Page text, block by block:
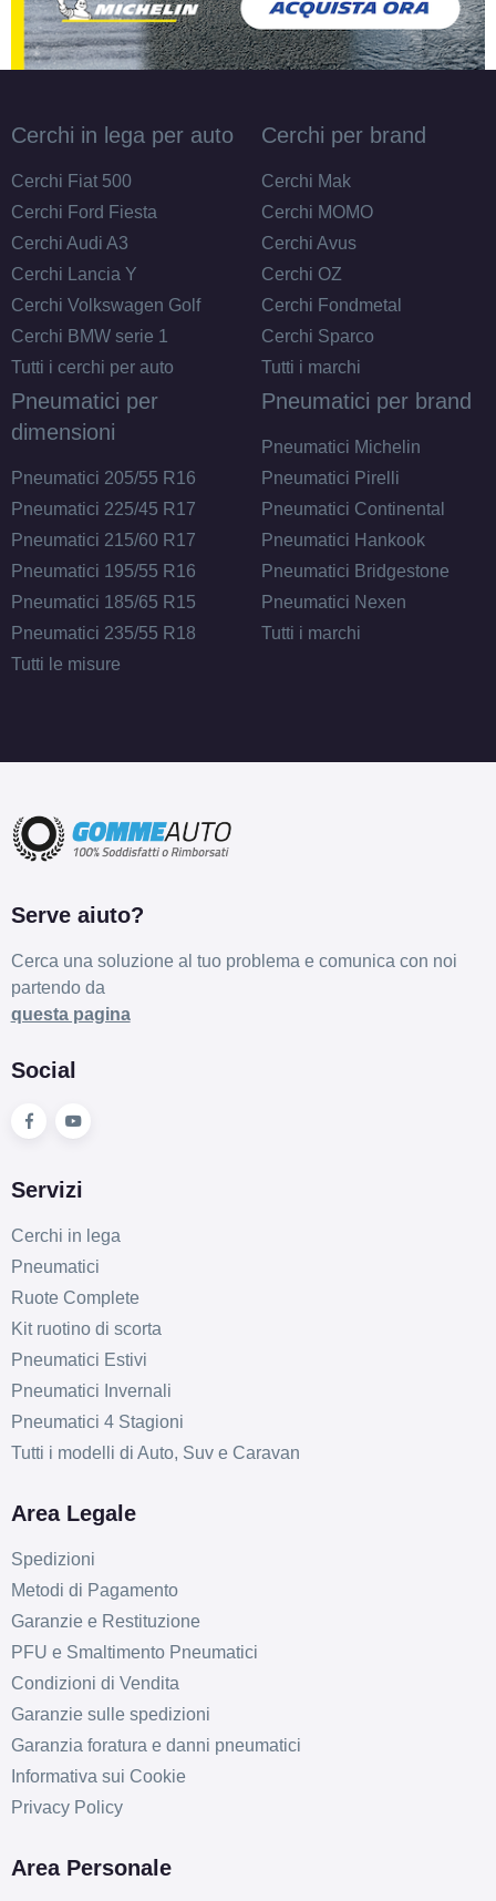
D
Cerchi in lega per auto
Cerchi Fiat 500
Cerchi Ford Fiesta
Cerchi Audi A3
Cerchi Lancia Y
Cerchi Volkswagen Golf
Cerchi BMW serie 1
Tutti i cerchi per auto
Cerchi per brand
Cerchi Mak
Cerchi MOMO
Cerchi Avus
Cerchi OZ
Cerchi Fondmetal
Cerchi Sparco
Tutti i marchi
Pneumatici per
dimensioni
Pneumatici 205/55 R16
Pneumatici 225/45 R17
Pneumatici 215/60 R17
Pneumatici 195/55 R16
Pneumatici 185/65 R15
Pneumatici 235/55 R18
Tutti le misure
Pneumatici per brand
Pneumatici Michelin
Pneumatici Pirelli
Pneumatici Continental
Pneumatici Hankook
Pneumatici Bridgestone
Pneumatici Nexen
Tutti i marchi
Serve aiuto?
Cerca una soluzione al tuo problema e comunica con noi
partendo da
questa pagina
Social
Servizi
Cerchi in lega
Pneumatici
Ruote Complete
Kit ruotino di scorta
Pneumatici Estivi
Pneumatici Invernali
Pneumatici 4 Stagioni
Tutti i modelli di Auto, Suv e Caravan
Area Legale
Spedizioni
Metodi di Pagamento
Garanzie e Restituzione
PFU e Smaltimento Pneumatici
Condizioni di Vendita
Garanzie sulle spedizioni
Garanzia foratura e danni pneumatici
Informativa sui Cookie
Privacy Policy
Area Personale